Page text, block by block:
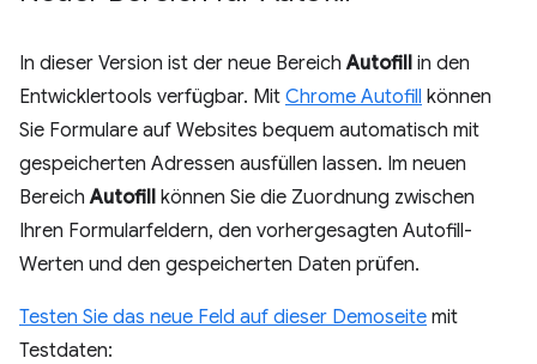
In dieser Version ist der neue BereichAutofill in den
Entwicklertools verfügbar. Mit Chrome Autofill können
Sie Formulare auf Websites bequem automatisch mit
gespeicherten Adressen ausfüllen lassen. Im neuen
BereichAutofill können Sie die Zuordnung zwischen
Ihren Formularfeldern, den vorhergesagten Autofill-
Werten und den gespeicherten Daten prüfen.
Testen Sie das neue Feld auf dieser Demoseite mit
Testdaten: